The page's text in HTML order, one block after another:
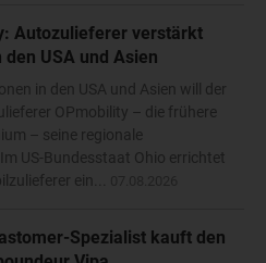
Autozulieferer verstärkt
den USA und Asien
in den USA und Asien will der
OPmobility – die frühere
– seine regionale
US-Bundesstaat Ohio errichtet
ein...
Spezialist kauft den